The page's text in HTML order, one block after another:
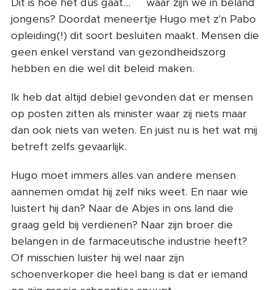
jongens? Doordat meneertje Hugo met z'n Pabo
opleiding(!) dit soort besluiten maakt. Mensen die
geen enkel verstand van gezondheidszorg
hebben en die wel dit beleid maken.
Ik heb dat altijd debiel gevonden dat er mensen
op posten zitten als minister waar zij niets maar
dan ook niets van weten. En juist nu is het wat mij
betreft zelfs gevaarlijk.
Hugo moet immers alles van andere mensen
aannemen omdat hij zelf niks weet. En naar wie
luistert hij dan? Naar de Abjes in ons land die
graag geld bij verdienen? Naar zijn broer die
belangen in de farmaceutische industrie heeft?
Of misschien luister hij wel naar zijn
schoenverkoper die heel bang is dat er iemand